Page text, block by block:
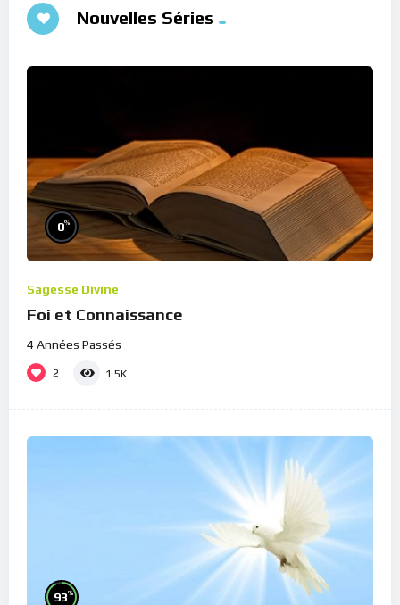
Nouvelles Séries
0%
Sagesse Divine
Foi et Connaissance
4 Années Passés
2 1.5K
93%